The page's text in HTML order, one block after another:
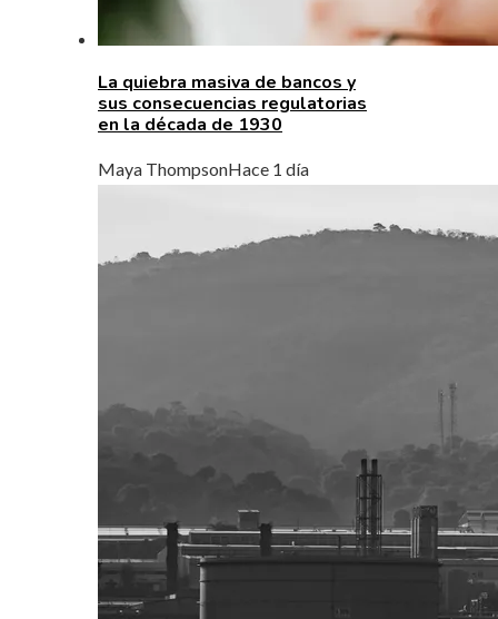
La quiebra masiva de bancos y
sus consecuencias regulatorias
en la década de 1930
Maya ThompsonHace 1 día